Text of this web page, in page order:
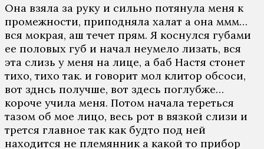
Она взяла за руку и сильно потянула меня к
промежности, приподняла халат а она ммм…
вся мокрая, аш течет прям. Я коснулся губами
ее половых губ и начал неумело лизать, вся
эта слизь у меня на лице, а баб Настя стонет
тихо, тихо так. и говорит мол клитор обсоси,
вот зднсь получше, вот здесь поглубже…
короче учила меня. Потом начала тереться
тазом об мое лицо, весь рот в вязкой слизи и
трется главное так как будто под ней
находится не племянник а какой то прибор